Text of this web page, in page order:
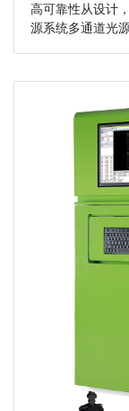
高可靠性从设计
源系统多通道光